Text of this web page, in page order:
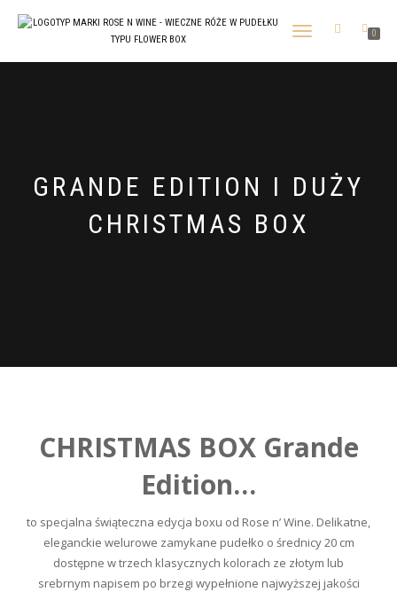
TOGGLE
0
GRANDE EDITION I DUŻY
CHRISTMAS BOX
CHRISTMAS BOX Grande
Edition…
to specjalna świąteczna edycja boxu od Rose n’ Wine. Delikatne,
eleganckie welurowe zamykane pudełko o średnicy 20 cm
dostępne w trzech klasycznych kolorach ze złotym lub
srebrnym napisem po brzegi wypełnione najwyższej jakości